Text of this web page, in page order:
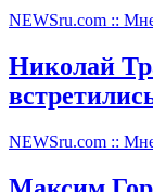
NEWSru.com ::
Николай
NEWSru.com ::